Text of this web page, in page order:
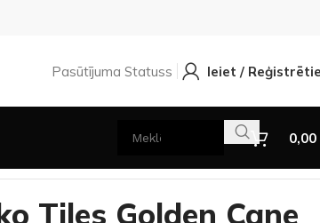
Pasūtījuma Statuss Ieiet /
0,00
Tiles Golden Cane